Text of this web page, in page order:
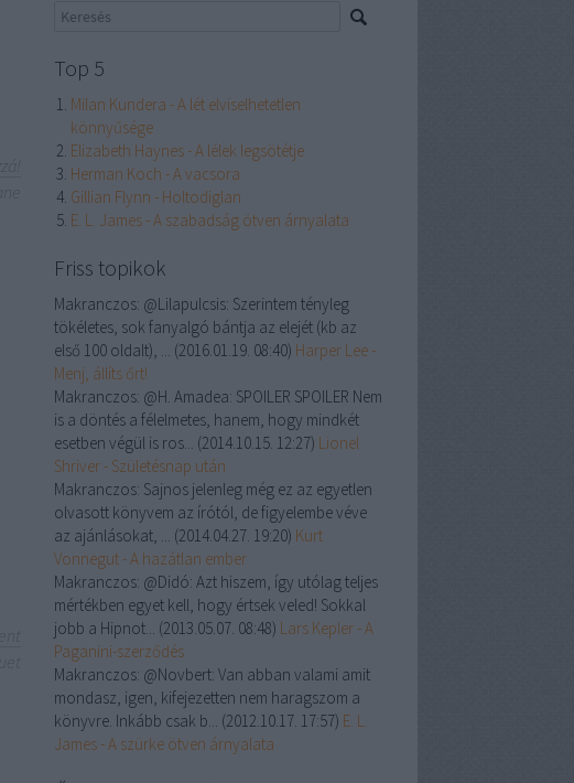
Top 5
Milan Kundera - A lét elviselhetetlen
könnyűsége
Elizabeth Haynes - A lélek legsötétje
Herman Koch - A vacsora
Gillian Flynn - Holtodiglan
E. L. James - A szabadság ötven árnyalata
Friss topikok
Makranczos: @Lilapulcsis: Szerintem tényleg
tökéletes, sok fanyalgó bántja az elejét (kb az
első 100 oldalt), ... (2016.01.19. 08:40) Harper Lee -
Menj, állíts őrt!
Makranczos: @H. Amadea: SPOILER SPOILER Nem
is a döntés a félelmetes, hanem, hogy mindkét
esetben végül is ros... (2014.10.15. 12:27) Lionel
Shriver - Születésnap után
Makranczos: Sajnos jelenleg még ez az egyetlen
olvasott könyvem az írótól, de figyelembe véve
az ajánlásokat, ... (2014.04.27. 19:20) Kurt
Vonnegut - A hazátlan ember
Makranczos: @Didó: Azt hiszem, így utólag teljes
mértékben egyet kell, hogy értsek veled! Sokkal
jobb a Hipnot... (2013.05.07. 08:48) Lars Kepler - A
Paganini-szerződés
Makranczos: @Novbert: Van abban valami amit
mondasz, igen, kifejezetten nem haragszom a
könyvre. Inkább csak b... (2012.10.17. 17:57) E. L.
James - A szürke ötven árnyalata